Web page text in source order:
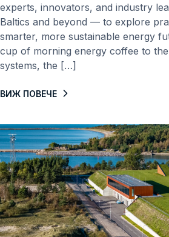
experts, innovators, and industry
Baltics and beyond — to explore
smarter, more sustainable energy
cup of morning energy coffee to
systems, the […]
ВИЖ ПОВЕЧЕ